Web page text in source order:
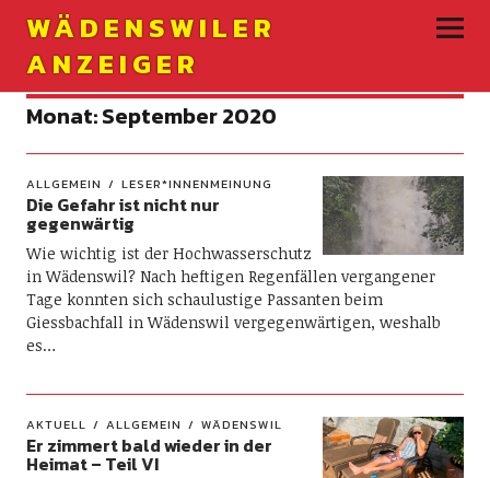
WÄDENSWILER
ANZEIGER
Monat:September 2020
ALLGEMEIN LESER*INNENMEINUNG
Die Gefahr ist nicht nur
gegenwärtig
Wie wichtig ist der Hochwasserschutz
in Wädenswil? Nach heftigen Regenfällen vergangener
Tage konnten sich schaulustige Passanten beim
Giessbachfall in Wädenswil vergegenwärtigen, weshalb
es…
AKTUELL ALLGEMEIN WÄDENSWIL
Er zimmert bald wieder in der
Heimat – Teil VI